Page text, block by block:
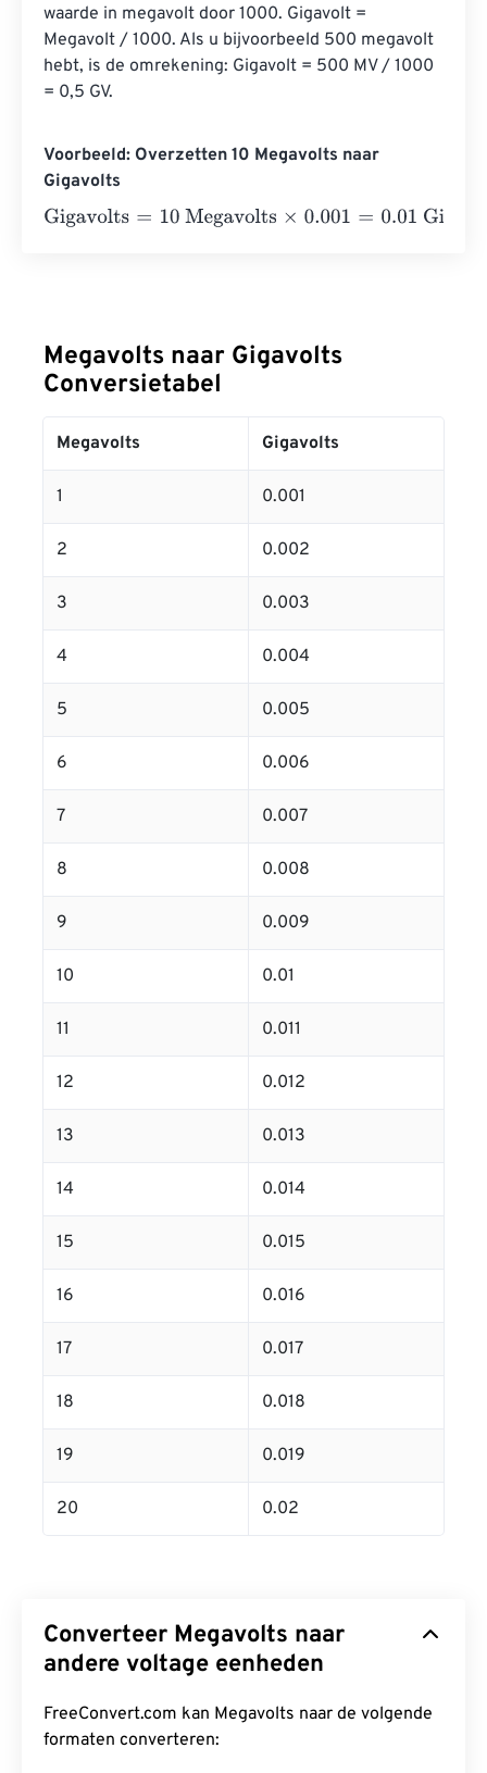
waarde in megavolt door 1000. Gigavolt =
Megavolt / 1000. Als u bijvoorbeeld 500 megavolt
hebt, is de omrekening: Gigavolt = 500 MV / 1000
= 0,5 GV.
Voorbeeld: Overzetten 10 Megavolts naar
Gigavolts
Gigavolts=10 Megavolts×0.001 =0.01 Gigavolts
Megavolts naar Gigavolts
Conversietabel
Megavolts Gigavolts
1 0.001
2 0.002
3 0.003
4 0.004
5 0.005
6 0.006
7 0.007
8 0.008
9 0.009
10 0.01
11 0.011
12 0.012
13 0.013
14 0.014
15 0.015
16 0.016
17 0.017
18 0.018
19 0.019
20 0.02
Converteer Megavolts naar
andere voltage eenheden
FreeConvert.com kan Megavolts naar de volgende
formaten converteren: